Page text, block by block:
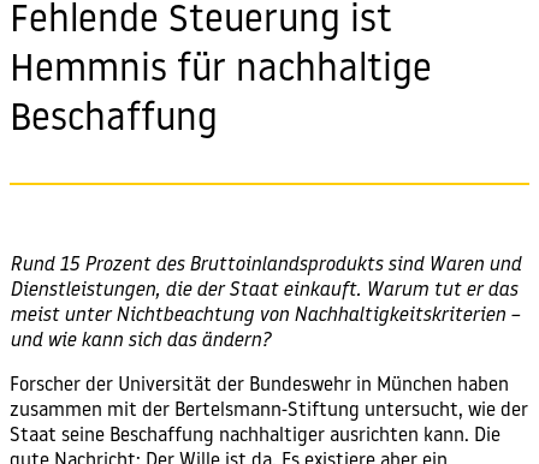
Fehlende Steuerung ist
Hemmnis für nachhaltige
Beschaffung
Rund 15 Prozent des Bruttoinlandsprodukts sind Waren und
Dienstleistungen, die der Staat einkauft. Warum tut er das
meist unter Nichtbeachtung von Nachhaltigkeitskriterien –
und wie kann sich das ändern?
Forscher der Universität der Bundeswehr in München haben
zusammen mit der Bertelsmann-Stiftung untersucht, wie der
Staat seine Beschaffung nachhaltiger ausrichten kann. Die